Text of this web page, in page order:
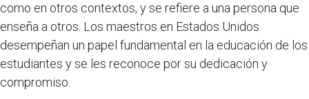
como en otros contextos, y se refiere a una persona que
enseña a otros. Los maestros en Estados Unidos
desempeñan un papel fundamental en la educación de los
estudiantes y se les reconoce por su dedicación y
compromiso.